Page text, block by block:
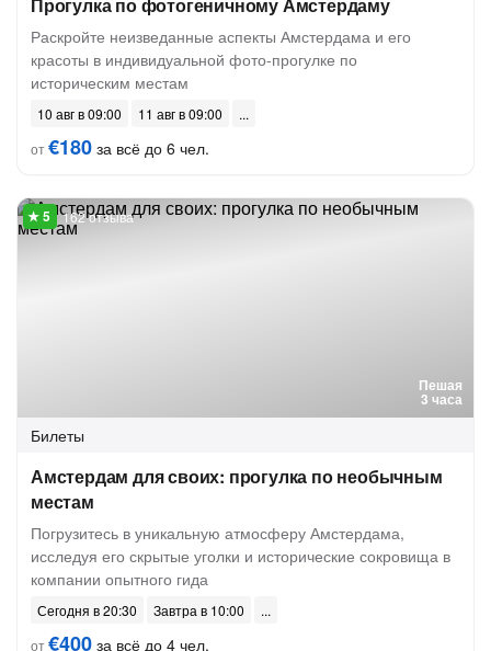
Раскройте неизведанные аспекты Амстердама и его
красоты в индивидуальной фото-прогулке по
историческим местам
10 авг в 09:00
11 авг в 09:00
от€180 за всё до 6 чел.
Пешая
3 часа
162 отзыва
Билеты
Амстердам для своих: прогулка по необычным
местам
Погрузитесь в уникальную атмосферу Амстердама,
исследуя его скрытые уголки и исторические сокровища в
компании опытного гида
Сегодня в 20:30
Завтра в 10:00
от€400 за всё до 4 чел.